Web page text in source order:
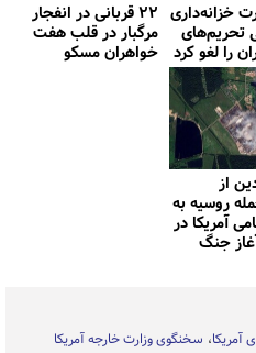
خزانه‌داری
تحریم‌های
را لغو کرد
۲۲ قربانی در انفجار
مرگبار در قلب هفت
خواهران مسکو
از
روسیه به
آمریکا در
جنگ
آمریکا سخنگوی وزارت خارجه آمریکا